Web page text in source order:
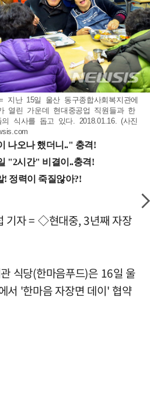
지난 15일 울산 동구종합사회복지관에
열린 가운데 현대중공업 직원들과 한
식사를 돕고 있다. 2018.01.16. (사진
기자 = ◇현대중, 3년째 자장
식당(한마음푸드)은 16일 울
서 '한마음 자장면 데이' 협약